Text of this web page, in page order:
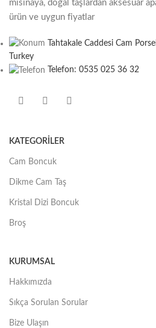
misinaya, doğal taşlardan aksesuar
ürün ve uygun fiyatlar
Tahtakale Caddesi Cam
Turkey
Telefon: 0535 025 36 32
KATEGORILER
Cam Boncuk
Dikme Cam Taş
Kristal Dizi Boncuk
Broş
KURUMSAL
Hakkımızda
Sıkça Sorulan Sorular
Bize Ulaşın